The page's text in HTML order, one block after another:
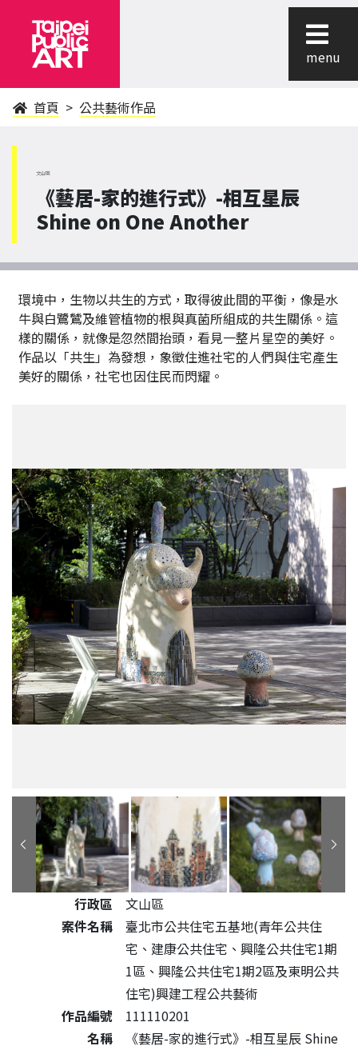
menu
首頁 公共藝術作品
文山區
《藝居-家的進行式》-相互星辰
Shine on One Another
環境中，生物以共生的方式，取得彼此間的平衡，像是水
牛與白鷺鷥及維管植物的根與真菌所組成的共生關係。這
樣的關係，就像是忽然間抬頭，看見一整片星空的美好。
作品以「共生」為發想，象徵住進社宅的人們與住宅產生
美好的關係，社宅也因住民而閃耀。
公共藝術作品詳細資料
行政區
文山區
案件名稱
臺北市公共住宅五基地(青年公共住
宅、建康公共住宅、興隆公共住宅1期
1區、興隆公共住宅1期2區及東明公共
住宅)興建工程公共藝術
作品編號
111110201
名稱
《藝居-家的進行式》-相互星辰 Shine